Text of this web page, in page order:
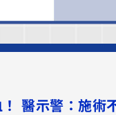
醫示警：施術